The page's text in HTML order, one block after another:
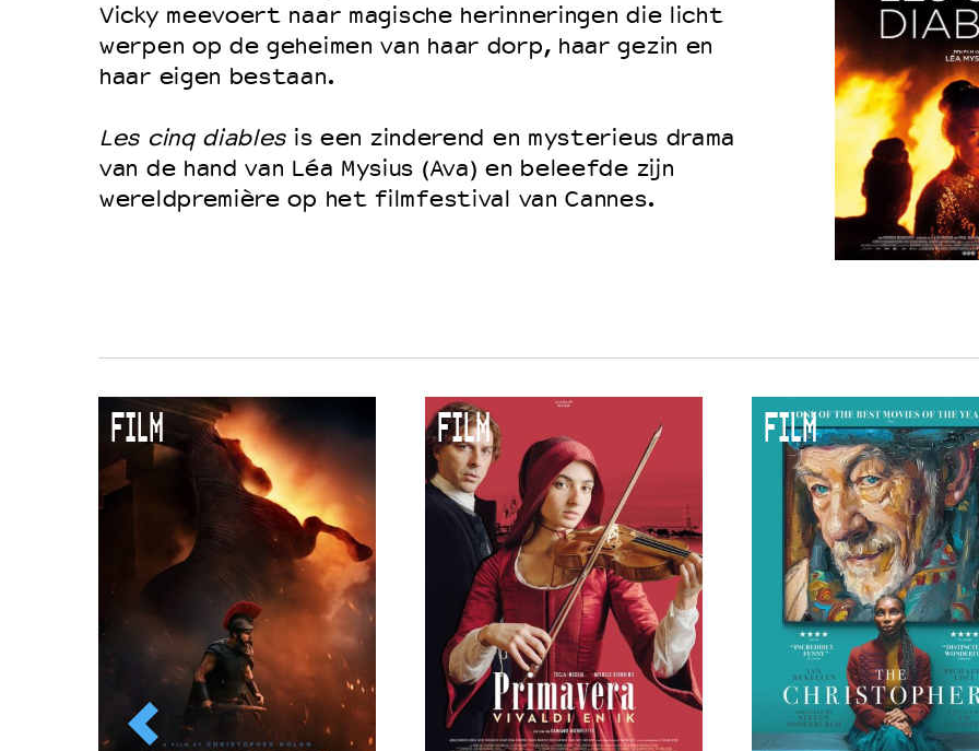
Vicky meevoert naar magische herinneringen die licht
werpen op de geheimen van haar dorp, haar gezin en
haar eigen bestaan.
Les cinq diablesis een zinderend en mysterieus drama
van de hand van Léa Mysius (Ava) en beleefde zijn
wereldpremière op het filmfestival van Cannes.
FILM FILM FILM